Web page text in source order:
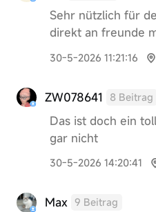
Sehr nützlich für
direkt an freunde
30-5-2026 11:21:16
ZW078641 8 Beitrag
Das ist doch ein
gar nicht
30-5-2026 14:20:41
Max 9 Beitrag